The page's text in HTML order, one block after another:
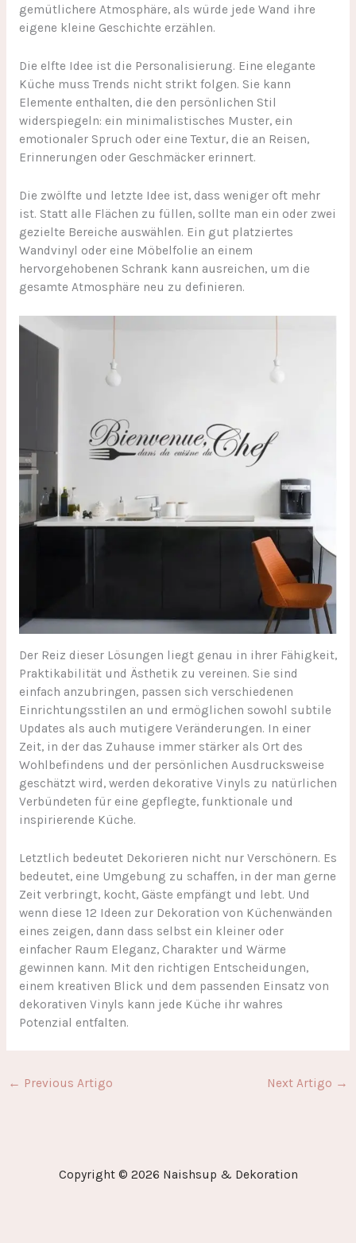
gemütlichere Atmosphäre, als würde jede Wand ihre
eigene kleine Geschichte erzählen.
Die elfte Idee ist die Personalisierung. Eine elegante
Küche muss Trends nicht strikt folgen. Sie kann
Elemente enthalten, die den persönlichen Stil
widerspiegeln: ein minimalistisches Muster, ein
emotionaler Spruch oder eine Textur, die an Reisen,
Erinnerungen oder Geschmäcker erinnert.
Die zwölfte und letzte Idee ist, dass weniger oft mehr
ist. Statt alle Flächen zu füllen, sollte man ein oder zwei
gezielte Bereiche auswählen. Ein gut platziertes
Wandvinyl oder eine Möbelfolie an einem
hervorgehobenen Schrank kann ausreichen, um die
gesamte Atmosphäre neu zu definieren.
Der Reiz dieser Lösungen liegt genau in ihrer Fähigkeit,
Praktikabilität und Ästhetik zu vereinen. Sie sind
einfach anzubringen, passen sich verschiedenen
Einrichtungsstilen an und ermöglichen sowohl subtile
Updates als auch mutigere Veränderungen. In einer
Zeit, in der das Zuhause immer stärker als Ort des
Wohlbefindens und der persönlichen Ausdrucksweise
geschätzt wird, werden dekorative Vinyls zu natürlichen
Verbündeten für eine gepflegte, funktionale und
inspirierende Küche.
Letztlich bedeutet Dekorieren nicht nur Verschönern. Es
bedeutet, eine Umgebung zu schaffen, in der man gerne
Zeit verbringt, kocht, Gäste empfängt und lebt. Und
wenn diese 12 Ideen zur Dekoration von Küchenwänden
eines zeigen, dann dass selbst ein kleiner oder
einfacher Raum Eleganz, Charakter und Wärme
gewinnen kann. Mit den richtigen Entscheidungen,
einem kreativen Blick und dem passenden Einsatz von
dekorativen Vinyls kann jede Küche ihr wahres
Potenzial entfalten.
← Previous Artigo Next Artigo →
Copyright © 2026 Naishsup & Dekoration